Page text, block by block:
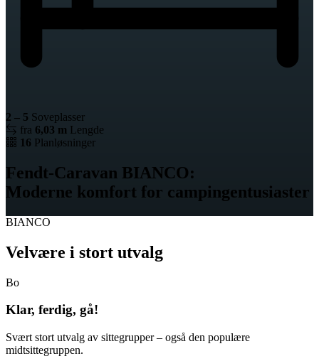
2 – 5 Soveplasser
fra 6,03 m Lengde
16 Planløsninger
Fendt-Caravan BIANCO:
Moderne komfort for campingentusiaster
BIANCO
Velvære i stort utvalg
Bo
Klar, ferdig, gå!
Svært stort utvalg av sittegrupper – også den populære
midtsittegruppen.